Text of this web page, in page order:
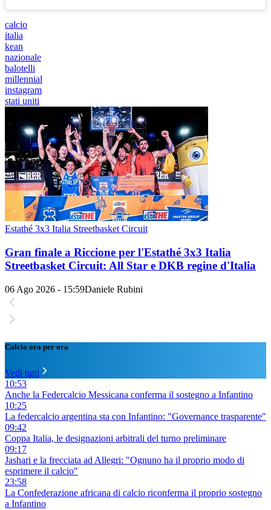
calcio
italia
kean
nazionale
balotelli
millennial
instagram
stati uniti
Estathé 3x3 Italia Streetbasket Circuit
Gran finale a Riccione per l'Estathé 3x3 Italia
Streetbasket Circuit: All Star e DKB regine d'Italia
06 Ago 2026 - 15:59Daniele Rubini
Calcio ora per ora
Vedi tutti
10:53
Anche la Federcalcio Messicana conferma il sostegno a Infantino
10:25
La federcalcio argentina sta con Infantino: "Governance trasparente"
09:42
Coppa Italia, le designazioni arbitrali del turno preliminare
09:17
Jashari e la frecciata ad Allegri: "Ognuno ha il proprio modo di
esprimere il calcio"
23:58
La Confederazione africana di calcio riconferma il proprio sostegno
a Infantino